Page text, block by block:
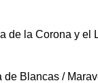
Blancas /